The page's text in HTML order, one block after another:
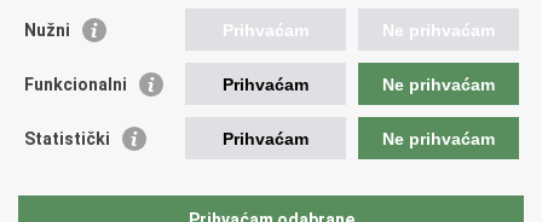
Ostale poveznice
Hrvatski audiovizualni centar
Creative Europe
EU National Institutes for Culture
Nužni Prihvaćam Ne prihvaćam
Funkcionalni Prihvaćam Ne prihvaćam
Statistički Prihvaćam Ne prihvaćam